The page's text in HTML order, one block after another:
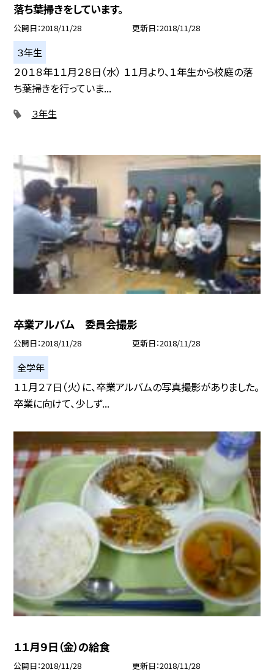
落ち葉掃きをしています。
公開日 2018/11/28 更新日 2018/11/28
３年生
２０１８年１１月２８日（水） １１月より、１年生から校庭の落
ち葉掃きを行っていま...
３年生
卒業アルバム 委員会撮影
公開日 2018/11/28 更新日 2018/11/28
全学年
１１月２７日（火）に、卒業アルバムの写真撮影がありました。
卒業に向けて、少しず...
１１月９日（金）の給食
公開日 2018/11/28 更新日 2018/11/28